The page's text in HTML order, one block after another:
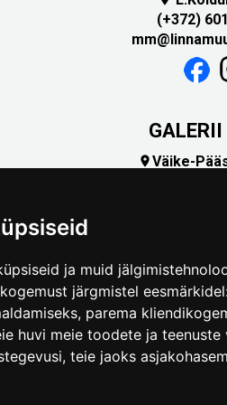
ja muid
järgmistel
, parema
huvi meie toodete ja teenuste
, teie jaoks
(+372)
GALERII
Väike-